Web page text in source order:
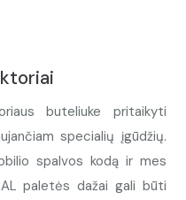
buteliuke pritaikyti
specialių įgūdžių.
spalvos kodą ir mes
paletės dažai gali būti